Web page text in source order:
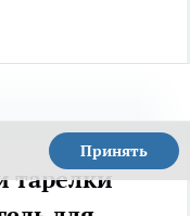
Принять
тарелки